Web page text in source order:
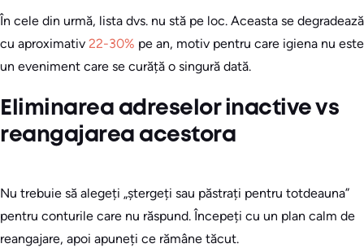
În cele din urmă, lista dvs. nu stă pe loc. Aceasta se degradează
cu aproximativ 22-30% pe an, motiv pentru care igiena nu este
un eveniment care se curăță o singură dată.
Eliminarea adreselor inactive vs
reangajarea acestora
Nu trebuie să alegeți „ștergeți sau păstrați pentru totdeauna”
pentru conturile care nu răspund. Începeți cu un plan calm de
reangajare, apoi apuneți ce rămâne tăcut.